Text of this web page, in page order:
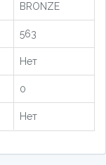
BRONZE
563
Нет
0
Нет